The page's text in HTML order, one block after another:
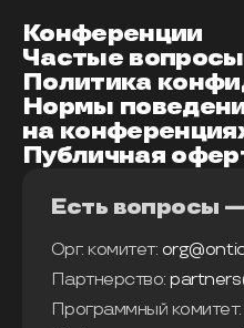
Конференции
Частые вопросы
Политика
Нормы
на
Публичная
Есть вопросы
Орг. комитет:
Партнерство:
Программный комитет: